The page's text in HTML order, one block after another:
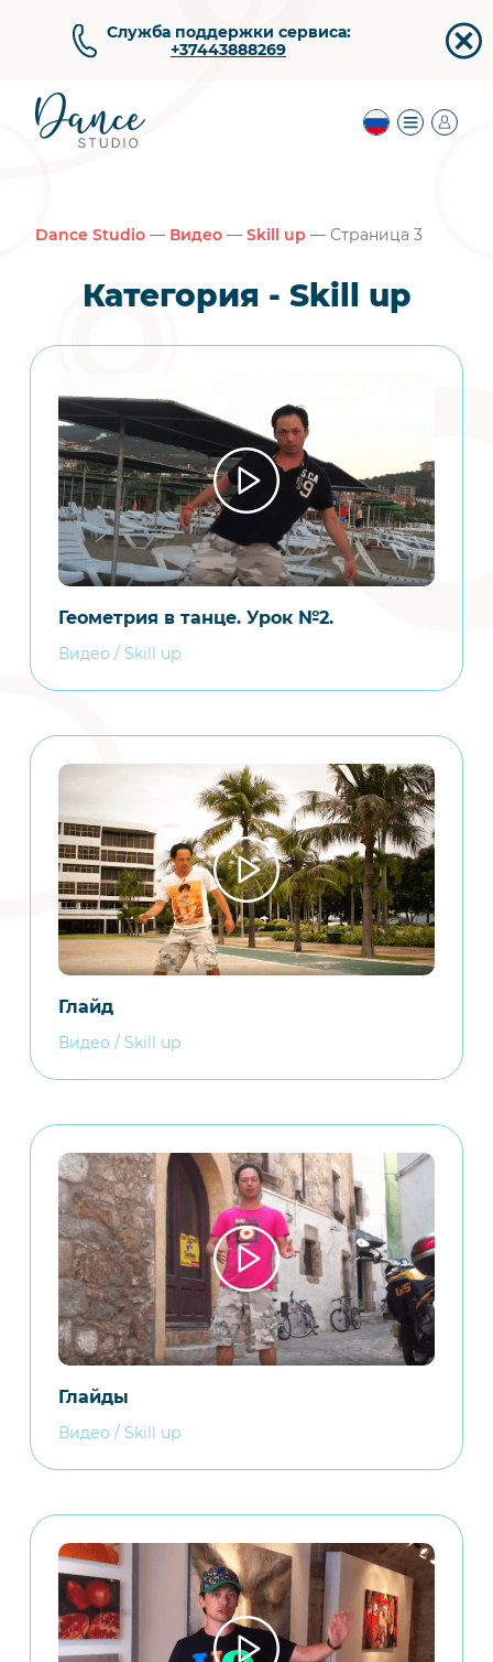
Служба поддержки сервиса:
+37443888269
Dance Studio — Видео — Skill up — Страница 3
Категория - Skill up
Геометрия в танце. Урок №2.
Видео / Skill up
Глайд
Видео / Skill up
Глайды
Видео / Skill up